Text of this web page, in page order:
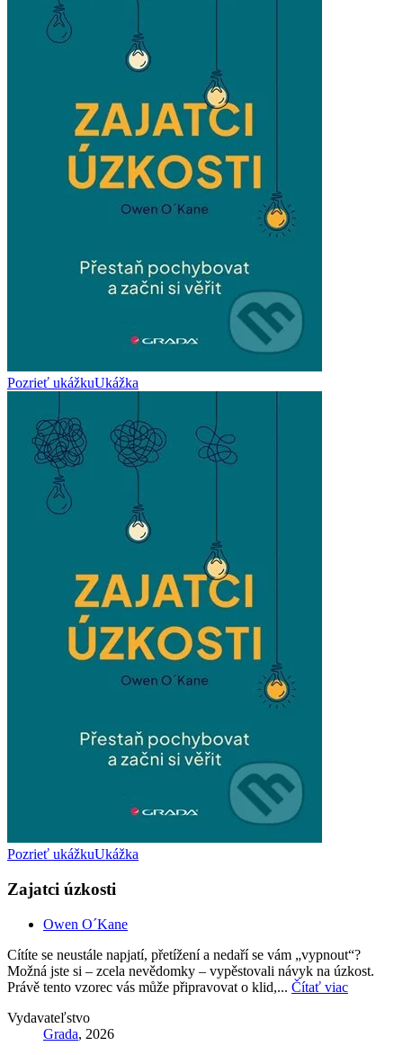
Pozrieť ukážkuUkážka
Pozrieť ukážkuUkážka
Zajatci úzkosti
Owen O´Kane
Cítíte se neustále napjatí, přetížení a nedaří se vám „vypnout“?
Možná jste si – zcela nevědomky – vypěstovali návyk na úzkost.
Právě tento vzorec vás může připravovat o klid,... Čítať viac
Vydavateľstvo
Grada, 2026